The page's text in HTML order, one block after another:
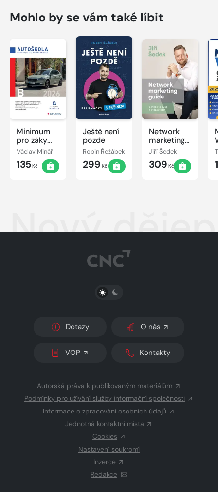
Mohlo by se vám také líbit
Minimum
pro žáky
autoškol
skupiny B
2026
Václav Minář
135Kč
Ještě není
pozdě
Robin Řežábek
299 Kč
Network
marketing
guide
Jiří Šedek
309 Kč
Nový
PŘEPNOUT SVĚTLÝ/TMAVÝ REŽIM
Dotazy O nás
VOP Kontakty
Autorská práva k publikovaným materiálům
Podmínky pro užívání služby informační společnosti
Informace o zpracování osobních údajů
Jednotná kontaktní místa
Cookies
Nastavení soukromí
Inzerce
Redakce